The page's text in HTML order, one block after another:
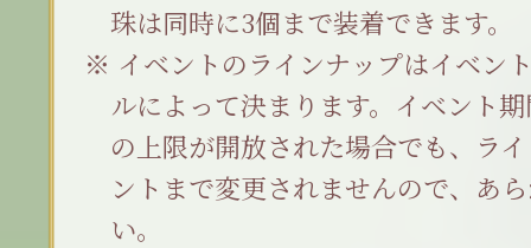
珠は同時に3個まで装着できます。
イベントのラインナップはイベン
ルによって決まります。イベント
の上限が開放された場合でも、ラ
ントまで変更されませんので、あ
い。